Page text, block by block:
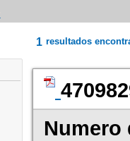
1 resultados
Numero